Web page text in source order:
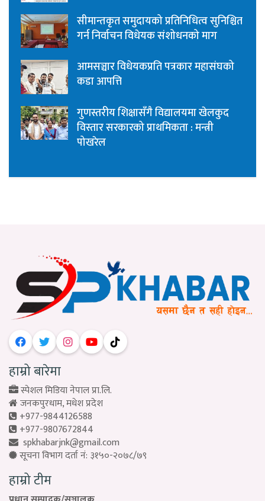
सीमान्तकृत समुदायको प्रतिनिधित्व सुनिश्चित
गर्न निर्वाचन विधेयक संशोधनको माग
आमसञ्चार विधेयकप्रति पत्रकार महासंघको
कडा आपत्ति
गुणस्तरीय शिक्षासँगै विद्यालयमा खेलकुद
विस्तार सरकारको प्राथमिकता : मन्त्री
पोखरेल
हाम्रो बारेमा
स्पेशल मिडिया नेपाल प्रा.लि.
जनकपुरधाम, मधेश प्रदेश
+977-9844126588
+977-9807672844
spkhabarjnk@gmail.com
सूचना विभाग दर्ता नं: ३१५०-२०७८/७९
हाम्रो टीम